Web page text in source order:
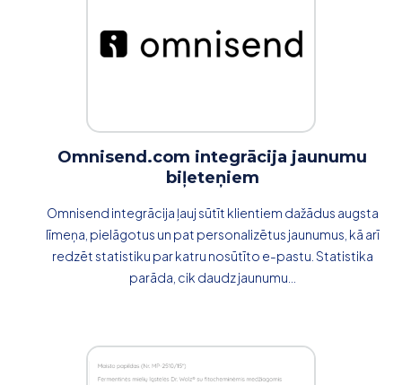
Omnisend.com integrācija jaunumu
biļeteņiem
Omnisend integrācija ļauj sūtīt klientiem dažādus augsta
līmeņa, pielāgotus un pat personalizētus jaunumus, kā arī
redzēt statistiku par katru nosūtīto e-pastu. Statistika
parāda, cik daudz jaunumu...